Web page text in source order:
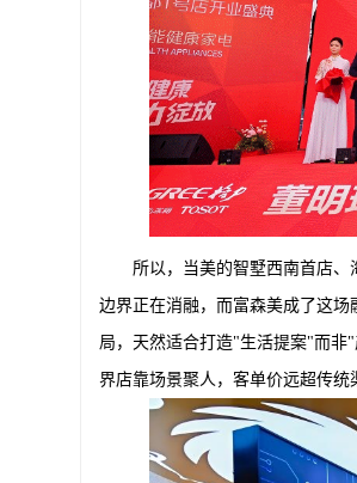
所以，当美的智墅西南首店
边界正在消融，而富森美成了这
局，天然适合打造"生活提案"而非
界店靠场景聚人，客单价远超传统